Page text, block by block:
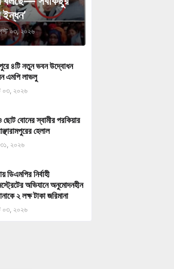
ইন্ধন’
০৩, ২০২৬
৪টি নতুন ভবন উদ্বোধন
এমপি লাভলু
০৩, ২০২৬
ছোট বোনের স্বামীর পরকিয়ার
হেলাল
২০২৬
ডিএমপির নির্বাহী
অভিযানে অনুমোদনহীন
২ লক্ষ টাকা জরিমানা
০৩, ২০২৬